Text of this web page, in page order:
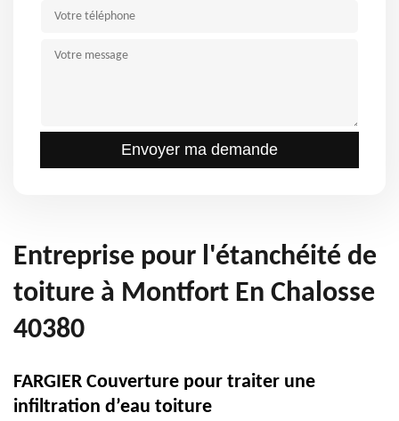
Entreprise pour l'étanchéité de
toiture à Montfort En Chalosse
40380
FARGIER Couverture pour traiter une
infiltration d’eau toiture